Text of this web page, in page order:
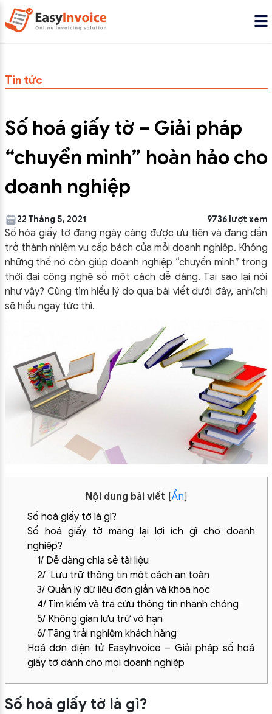
Tin tức
Số hoá giấy tờ – Giải pháp
“chuyển mình” hoàn hảo cho
doanh nghiệp
22 Tháng 5, 2021 9736 lượt xem
Số hóa giấy tờ đang ngày càng được ưu tiên và đang dần
trở thành nhiệm vụ cấp bách của mỗi doanh nghiệp. Không
những thế nó còn giúp doanh nghiệp “chuyển mình” trong
thời đại công nghệ số một cách dễ dàng. Tại sao lại nói
như vậy? Cùng tìm hiểu lý do qua bài viết dưới đây, anh/chị
sẽ hiểu ngay tức thì.
Nội dung bài viết [Ẩn]
Số hoá giấy tờ là gì?
Số hoá giấy tờ mang lại lợi ích gì cho doanh
nghiệp?
1/ Dễ dàng chia sẻ tài liệu
2/ Lưu trữ thông tin một cách an toàn
3/ Quản lý dữ liệu đơn giản và khoa học
4/ Tìm kiếm và tra cứu thông tin nhanh chóng
5/ Không gian lưu trữ vô hạn
6/ Tăng trải nghiệm khách hàng
Hoá đơn điện tử EasyInvoice – Giải pháp số hoá
giấy tờ dành cho mọi doanh nghiệp
Số hoá giấy tờ là gì?